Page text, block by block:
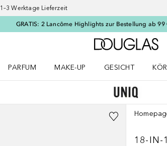
1–3 Werktage Lieferzeit
GRATIS: 2 Lancôme Highlights zur Bestellung ab 99
PARFUM
MAKE-UP
GESICHT
18-IN-